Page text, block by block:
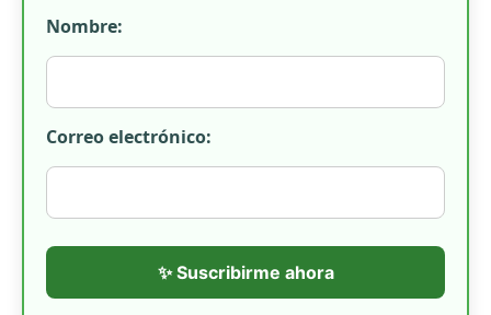
Nombre:
Correo electrónico:
✨ Suscribirme ahora